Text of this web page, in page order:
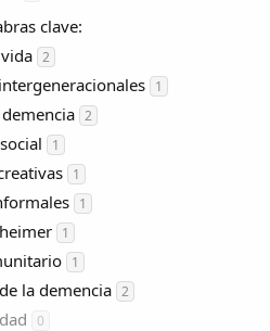
clave:
2
1
2
1
1
1
1
1
la demencia 2
0